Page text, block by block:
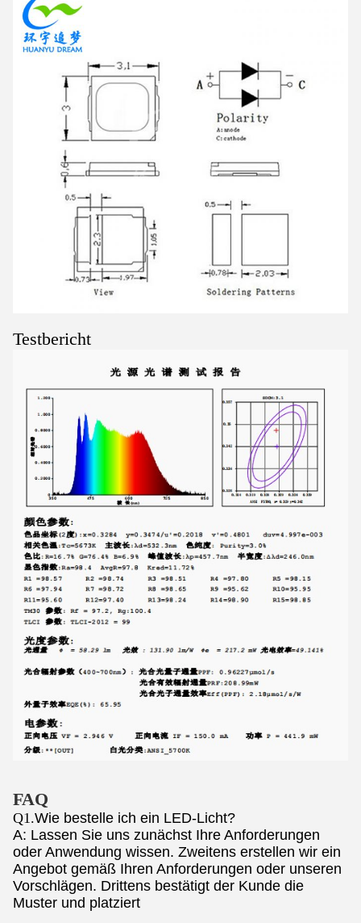
Testbericht
FAQ
Q1.Wie bestelle ich ein LED-Licht?
A: Lassen Sie uns zunächst Ihre Anforderungen
oder Anwendung wissen. Zweitens erstellen wir ein
Angebot gemäß Ihren Anforderungen oder unseren
Vorschlägen. Drittens bestätigt der Kunde die
Muster und platziert